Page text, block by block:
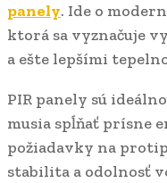
panely. Ide o
ktorá sa vyznačuje
a ešte lepšími
PIR panely sú
musia spĺňať prísne
požiadavky na
stabilita a odolnosť